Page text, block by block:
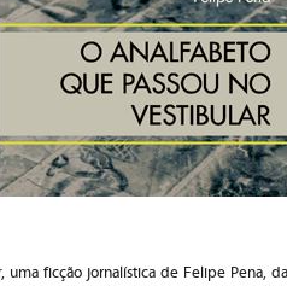
, uma ficção jornalística de Felipe Pena, da